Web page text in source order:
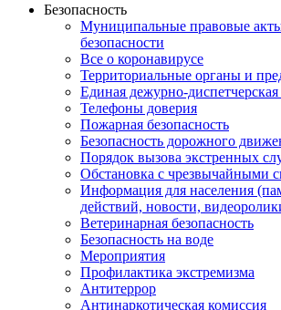
Безопасность
Муниципальные правовые
безопасности
Все о коронавирусе
Территориальные органы и
Единая дежурно-
Телефоны доверия
Пожарная безопасность
Безопасность дорожного
Порядок вызова экстренных
Обстановка с чрезвычайными
Информация для населения
действий, новости,
Ветеринарная безопасность
Безопасность на воде
Мероприятия
Профилактика экстремизма
Антитеррор
Антинаркотическая комиссия